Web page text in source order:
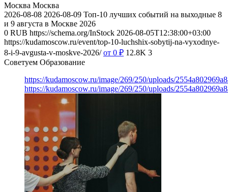
Москва Москва
2026-08-08 2026-08-09 Топ-10 лучших событий на выходные 8
и 9 августа в Москве 2026
0 RUB https://schema.org/InStock 2026-08-05T12:38:00+03:00
https://kudamoscow.ru/event/top-10-luchshix-sobytij-na-vyxodnye-
8-i-9-avgusta-v-moskve-2026/ от 0 ₽ 12.8K 3
Советуем Образование
https://kudamoscow.ru/image/269/250/uploads/
https://kudamoscow.ru/image/269/250/uploads/